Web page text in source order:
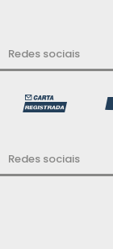
Redes sociais
Redes sociais